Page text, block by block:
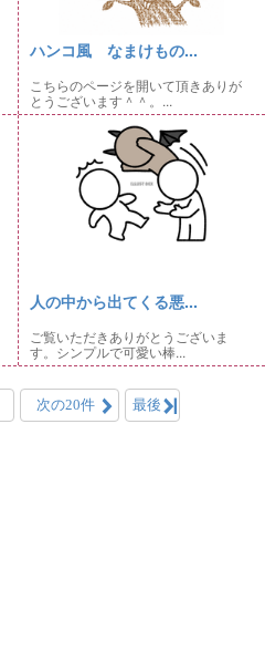
ハンコ風 なまけもの...
こちらのページを開いて頂きありが
とうございます＾＾。...
人の中から出てくる悪...
ご覧いただきありがとうございま
す。シンプルで可愛い棒...
次の20件 最後